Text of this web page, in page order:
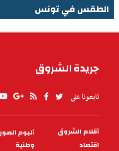
الطقس في تونس
جريدة الشروق
تابعونا على
PIED
DE
أقلام الشروق
ألبوم الصور
اقتصاد
وطنية